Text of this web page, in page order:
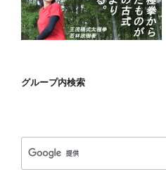
グループ内検索